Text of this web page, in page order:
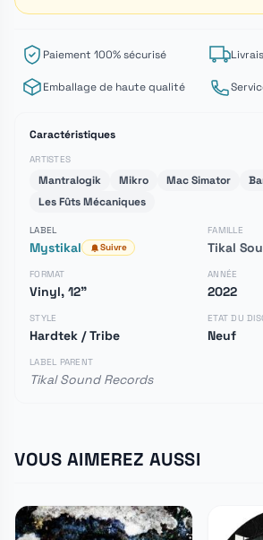
Paiement 100% sécurisé
Emballage de haute qualité
Caractéristiques
ARTISTES
Mantralogik Mikro Mac Simator
Les Fûts Mécaniques
LABEL
Mystikal Suivre
FAMILLE
Tikal
FORMAT
Vinyl, 12"
ANNÉE
2022
STYLE
Hardtek / Tribe
ETAT DU
Neuf
LABEL PARENT
Tikal Sound Records
VOUS AIMEREZ AUSSI